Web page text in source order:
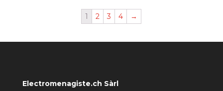
1 2 3 4 →
Electromenagiste.ch Sàrl